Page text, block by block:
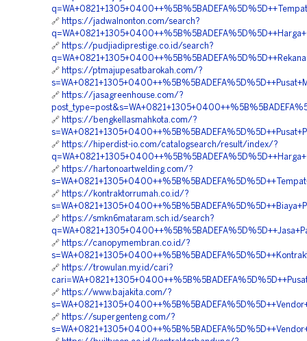
🔗 https://jadwalnonton.com/search?
🔗 https://pudjiadiprestige.co.id/search?
🔗 https://ptmajupesatbarokah.com/?
🔗 https://jasagreenhouse.com/?
🔗 https://bengkellasmahkota.com/?
🔗 https://hiperdist-io.com/catalogsearch/result/index/?
🔗 https://hartonoartwelding.com/?
🔗 https://kontraktorrumah.co.id/?
🔗 https://smkn6mataram.sch.id/search?
🔗 https://canopymembran.co.id/?
🔗 https://trowulan.my.id/cari?
🔗 https://www.bajakita.com/?
🔗 https://supergenteng.com/?